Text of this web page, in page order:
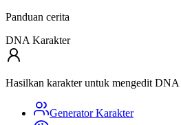
Panduan cerita
DNA Karakter
Hasilkan karakter untuk mengedit DNA
Generator Karakter